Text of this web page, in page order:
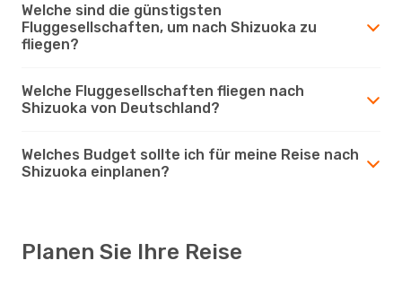
Welche sind die günstigsten
Fluggesellschaften, um nach Shizuoka zu
fliegen?
Welche Fluggesellschaften fliegen nach
Shizuoka von Deutschland?
Welches Budget sollte ich für meine Reise nach
Shizuoka einplanen?
Planen Sie Ihre Reise